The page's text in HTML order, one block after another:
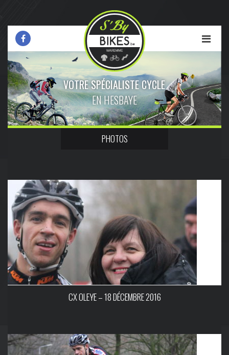
VOTRE SPÉCIALISTE CYCLE
EN HESBAYE
PHOTOS
CX OLEYE – 18 DÉCEMBRE 2016